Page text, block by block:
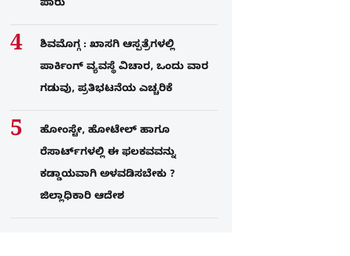
ಪಾರು
ಶಿವಮೊಗ್ಗ : ಖಾಸಗಿ ಆಸ್ಪತ್ರೆಗಳಲ್ಲಿ
ಪಾರ್ಕಿಂಗ್​ ವ್ಯವಸ್ಥೆ ವಿಚಾರ, ಒಂದು ವಾರ
ಗಡುವು, ಪ್ರತಿಭಟನೆಯ ಎಚ್ಚರಿಕೆ
ಹೋಂಸ್ಟೇ, ಹೋಟೇಲ್ ಹಾಗೂ
ರೆಸಾರ್ಟ್‌ಗಳಲ್ಲಿ ಈ ಫಲಕವವನ್ನು
ಕಡ್ಡಾಯವಾಗಿ ಅಳವಡಿಸಬೇಕು ?
ಜಿಲ್ಲಾಧಿಕಾರಿ ಆದೇಶ